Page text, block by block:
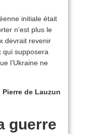
initiale était
n’est plus le
devrait revenir
qui supposera
l’Ukraine ne
Pierre de Lauzun
guerre